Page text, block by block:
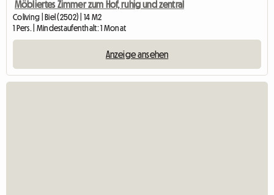
Möbliertes Zimmer zum Hof, ruhig und zentral
Coliving | Biel (2502) | 14 M2
1 Pers. | Mindestaufenthalt: 1 Monat
Anzeige ansehen